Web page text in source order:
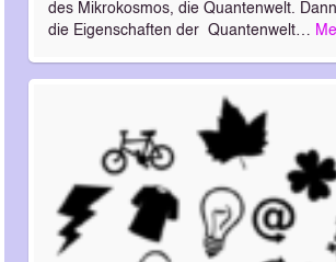
des Mikrokosmos, die Quantenwelt.
die Eigenschaften der Quantenwelt…